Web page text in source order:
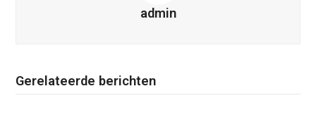
admin
Gerelateerde berichten